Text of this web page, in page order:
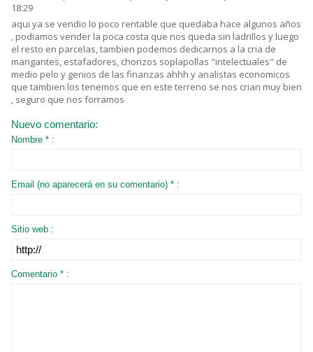
18:29
aqui ya se vendio lo poco rentable que quedaba hace algunos años
, podiamos vender la poca costa que nos queda sin ladrillos y luego
el resto en parcelas, tambien podemos dedicarnos a la cria de
mangantes, estafadores, chorizos soplapollas "intelectuales" de
medio pelo y genios de las finanzas ahhh y analistas economicos
que tambien los tenemos que en este terreno se nos crian muy bien
, seguro que nos forramos
Nuevo comentario:
Nombre * :
Email (no aparecerá en su comentario) * :
Sitio web :
Comentario * :